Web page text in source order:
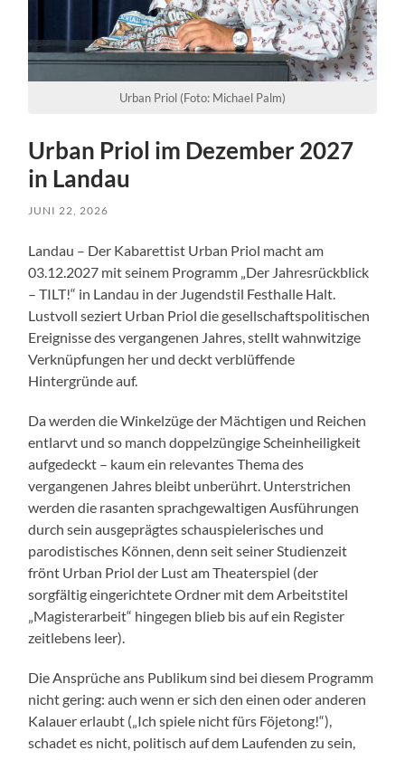
Urban Priol (Foto: Michael Palm)
Urban Priol im Dezember 2027
in Landau
JUNI 22, 2026
Landau – Der Kabarettist Urban Priol macht am
03.12.2027 mit seinem Programm „Der Jahresrückblick
– TILT!“ in Landau in der Jugendstil Festhalle Halt.
Lustvoll seziert Urban Priol die gesellschaftspolitischen
Ereignisse des vergangenen Jahres, stellt wahnwitzige
Verknüpfungen her und deckt verblüffende
Hintergründe auf.
Da werden die Winkelzüge der Mächtigen und Reichen
entlarvt und so manch doppelzüngige Scheinheiligkeit
aufgedeckt – kaum ein relevantes Thema des
vergangenen Jahres bleibt unberührt. Unterstrichen
werden die rasanten sprachgewaltigen Ausführungen
durch sein ausgeprägtes schauspielerisches und
parodistisches Können, denn seit seiner Studienzeit
frönt Urban Priol der Lust am Theaterspiel (der
sorgfältig eingerichtete Ordner mit dem Arbeitstitel
„Magisterarbeit“ hingegen blieb bis auf ein Register
zeitlebens leer).
Die Ansprüche ans Publikum sind bei diesem Programm
nicht gering: auch wenn er sich den einen oder anderen
Kalauer erlaubt („Ich spiele nicht fürs Föjetong!“),
schadet es nicht, politisch auf dem Laufenden zu sein,